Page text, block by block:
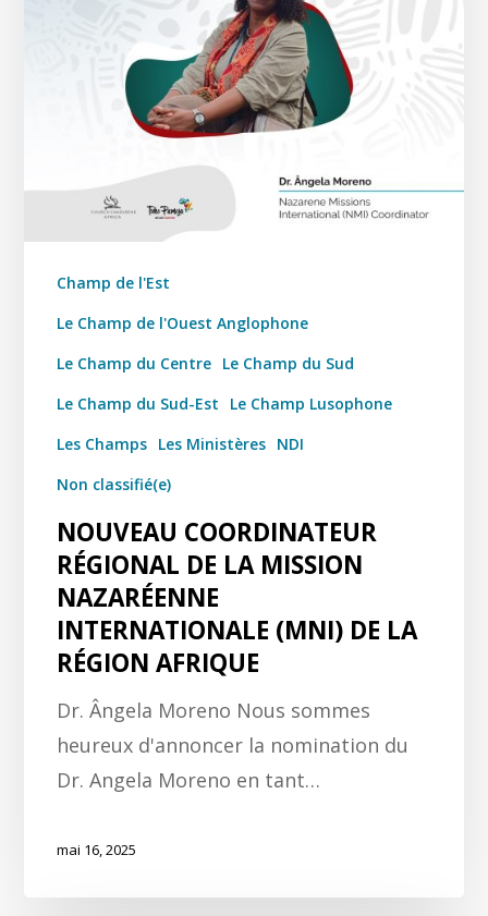
Champ de l'Est
Le Champ de l'Ouest Anglophone
Le Champ du Centre Le Champ du Sud
Le Champ du Sud-Est
Le Champ Lusophone
Les Champs Les Ministères NDI
Non classifié(e)
NOUVEAU COORDINATEUR
RÉGIONAL DE LA MISSION
NAZARÉENNE
INTERNATIONALE (MNI) DE LA
RÉGION AFRIQUE
Dr. Ângela Moreno Nous sommes
heureux d'annoncer la nomination du
Dr. Angela Moreno en tant…
mai 16, 2025